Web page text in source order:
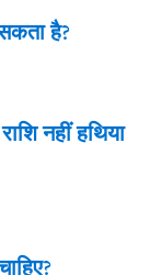
है?
नहीं हथिया